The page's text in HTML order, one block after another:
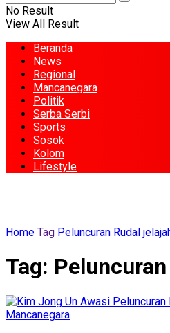
No Result
View All Result
Beranda
News
Regional
Mancanegara
Politik
Serba Serbi
Sports
Sosok
Kolom
Lifestyle
Home Tag Peluncuran Rudal
Tag:
Mancanegara